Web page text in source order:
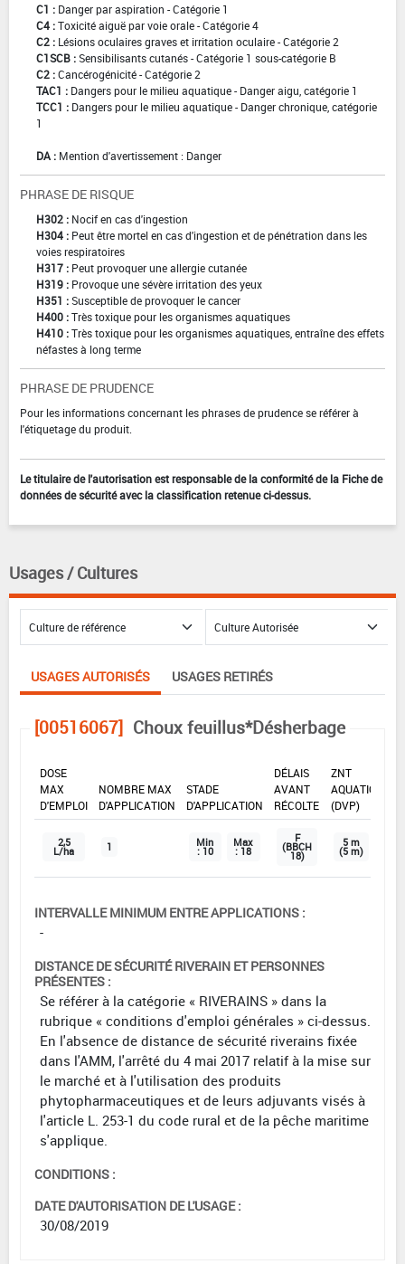
C1 : Danger par aspiration - Catégorie 1
C4 :Toxicité aiguë par voie orale - Catégorie 4
C2 : Lésions oculaires graves et irritation oculaire - Catégorie 2
C1SCB :Sensibilisants cutanés - Catégorie 1 sous-catégorie B
C2 :Cancérogénicité - Catégorie 2
TAC1 : Dangers pour le milieu aquatique - Danger aigu, catégorie 1
TCC1 : Dangers pour le milieu aquatique - Danger chronique, catégorie
1
DA : Mention d'avertissement : Danger
PHRASE DE RISQUE
H302 : Nocif en cas d'ingestion
H304 : Peut être mortel en cas d'ingestion et de pénétration dans les
voies respiratoires
H317 : Peut provoquer une allergie cutanée
H319 : Provoque une sévère irritation des yeux
H351 :Susceptible de provoquer le cancer
H400 :Très toxique pour les organismes aquatiques
H410 :Très toxique pour les organismes aquatiques, entraîne des effets
néfastes à long terme
PHRASE DE PRUDENCE
Pour les informations concernant les phrases de prudence se référer à
l'étiquetage du produit.
Le titulaire de l'autorisation est responsable de la conformité de la Fiche de
données de sécurité avec la classification retenue ci-dessus.
Usages / Cultures
USAGES AUTORISÉS USAGES RETIRÉS
[00516067] Choux feuillus*Désherbage
DOSE
MAX
D'EMPLOI
NOMBRE MAX
D'APPLICATION
STADE
D'APPLICATION
DÉLAIS
AVANT
RÉCOLTE
ZNT
AQUATIQUE
(DVP)
2,5
L/ha 1 Min
: 10
Max
: 18
F
(BBCH
18)
5 m
(5 m)
INTERVALLE MINIMUM ENTRE APPLICATIONS :
-
DISTANCE DE SÉCURITÉ RIVERAIN ET PERSONNES
PRÉSENTES :
Se référer à la catégorie « RIVERAINS » dans la
rubrique « conditions d'emploi générales » ci-dessus.
En l'absence de distance de sécurité riverains fixée
dans l'AMM, l'arrêté du 4 mai 2017 relatif à la mise sur
le marché et à l'utilisation des produits
phytopharmaceutiques et de leurs adjuvants visés à
l'article L. 253-1 du code rural et de la pêche maritime
s'applique.
CONDITIONS :
DATE D'AUTORISATION DE L'USAGE :
30/08/2019